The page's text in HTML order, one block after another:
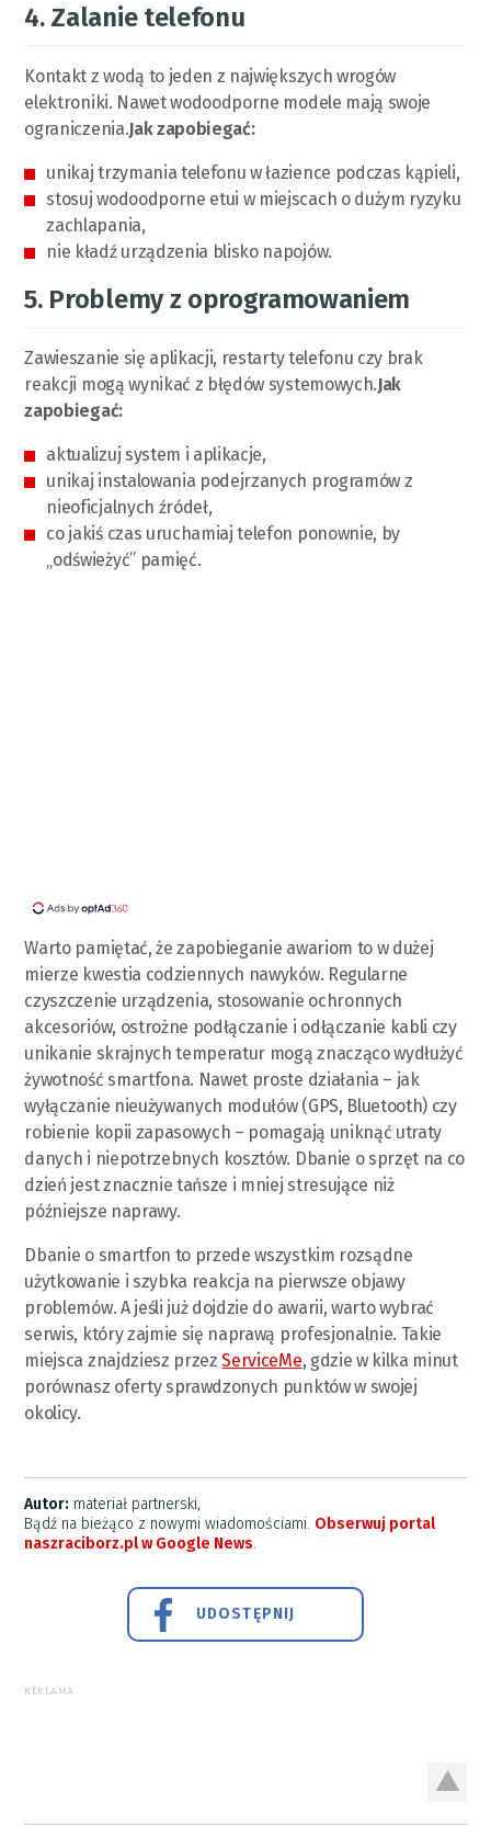
4. Zalanie telefonu
Kontakt z wodą to jeden z największych wrogów
elektroniki. Nawet wodoodporne modele mają swoje
ograniczenia.Jak zapobiegać:
unikaj trzymania telefonu w łazience podczas kąpieli,
stosuj wodoodporne etui w miejscach o dużym ryzyku
zachlapania,
nie kładź urządzenia blisko napojów.
5. Problemy z oprogramowaniem
Zawieszanie się aplikacji, restarty telefonu czy brak
reakcji mogą wynikać z błędów systemowych.Jak
zapobiegać:
aktualizuj system i aplikacje,
unikaj instalowania podejrzanych programów z
nieoficjalnych źródeł,
co jakiś czas uruchamiaj telefon ponownie, by
„odświeżyć” pamięć.
Warto pamiętać, że zapobieganie awariom to w dużej
mierze kwestia codziennych nawyków. Regularne
czyszczenie urządzenia, stosowanie ochronnych
akcesoriów, ostrożne podłączanie i odłączanie kabli czy
unikanie skrajnych temperatur mogą znacząco wydłużyć
żywotność smartfona. Nawet proste działania – jak
wyłączanie nieużywanych modułów (GPS, Bluetooth) czy
robienie kopii zapasowych – pomagają uniknąć utraty
danych i niepotrzebnych kosztów. Dbanie o sprzęt na co
dzień jest znacznie tańsze i mniej stresujące niż
późniejsze naprawy.
Dbanie o smartfon to przede wszystkim rozsądne
użytkowanie i szybka reakcja na pierwsze objawy
problemów. A jeśli już dojdzie do awarii, warto wybrać
serwis, który zajmie się naprawą profesjonalnie. Takie
miejsca znajdziesz przezServiceMe, gdzie w kilka minut
porównasz oferty sprawdzonych punktów w swojej
okolicy.
Autor: materiał partnerski,
Bądź na bieżąco z nowymi wiadomościami. Obserwuj portal
naszraciborz.pl w Google News.
UDOSTĘPNIJ
REKLAMA